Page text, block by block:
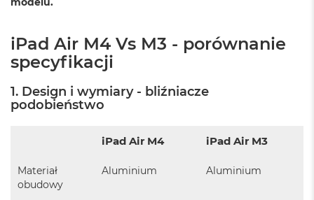
M
c
o
o
I
n
d
iPad Air M4 Vs M3 - porównanie
specyfikacji
1. Design i wymiary - bliźniacze
podobieństwo
iPad Air M4 iPad Air M3
Materiał
obudowy
Aluminium Aluminium